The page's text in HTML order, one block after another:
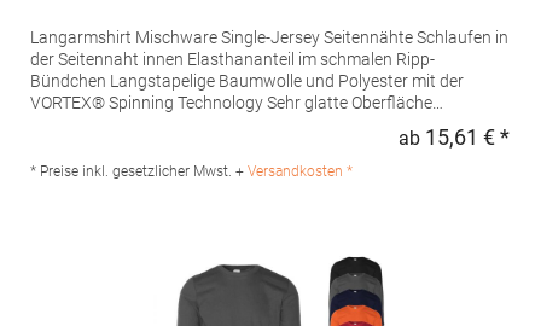
Langarmshirt Mischware Single-Jersey Seitennähte Schlaufen in
der Seitennaht innen Elasthananteil im schmalen Ripp-
Bündchen Langstapelige Baumwolle und Polyester mit der
VORTEX® Spinning Technology Sehr glatte Oberfläche
15797 (Industrielles Wasch- und Finishverfahren) Pfegehinweis:
Fashion GmbH Am Gatherhof 57 40472 Düsseldorf E-Mail:
ab 15,61 € *
* Preise inkl. gesetzlicher Mwst. + Versandkosten *